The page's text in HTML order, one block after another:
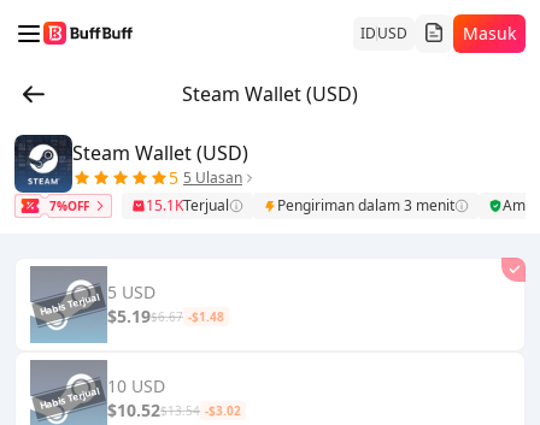
IDUSD Masuk
Steam Wallet (USD)
Steam Wallet (USD)
5 5 Ulasan
7%OFF 15.1KTerjual Pengiriman dalam 3 menit
5 USD
$5.19$6.67 -$1.48
10 USD
$10.52$13.54 -$3.02